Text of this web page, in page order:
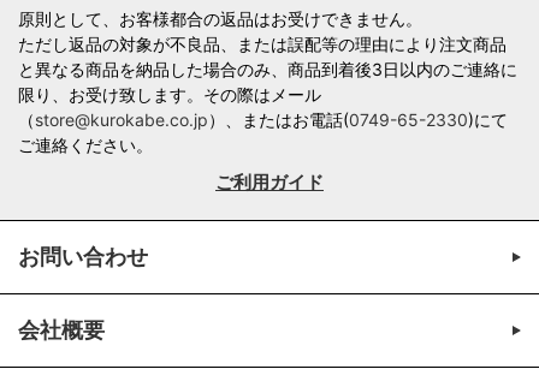
原則として、お客様都合の返品はお受けできません。
ただし返品の対象が不良品、または誤配等の理由により注文商品
と異なる商品を納品した場合のみ、商品到着後3日以内のご連絡に
限り、お受け致します。その際はメール
（store@kurokabe.co.jp）、またはお電話(0749-65-2330)にて
ご連絡ください。
ご利用ガイド
お問い合わせ
会社概要